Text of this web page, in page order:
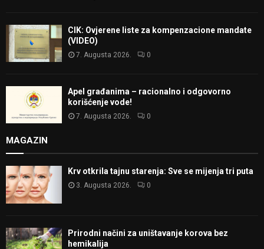
CIK: Ovjerene liste za kompenzacione mandate
(VIDEO)
7. Augusta 2026. 0
Apel građanima – racionalno i odgovorno
korišćenje vode!
7. Augusta 2026. 0
MAGAZIN
Krv otkrila tajnu starenja: Sve se mijenja tri puta
3. Augusta 2026. 0
Prirodni načini za uništavanje korova bez
hemikalija